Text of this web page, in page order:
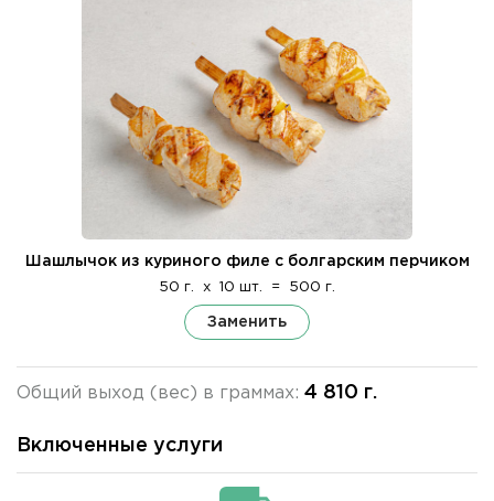
Шашлычок из куриного филе с болгарским перчиком
50 г. x 10 шт. = 500 г.
Заменить
Общий выход (вес) в граммах: 4 810 г.
Включенные услуги